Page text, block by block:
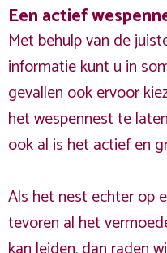
Een actief
Met behulp van de
informatie kunt u in
gevallen ook ervoor
het wespennest te
ook al is het actief en
Als het nest echter op
tevoren al het